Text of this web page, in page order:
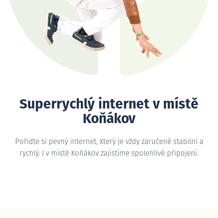
Superrychlý internet v místě
Koňákov
Pořiďte si pevný internet, který je vždy zaručeně stabilní a
rychlý. I v místě Koňákov zajistíme spolehlivé připojení.